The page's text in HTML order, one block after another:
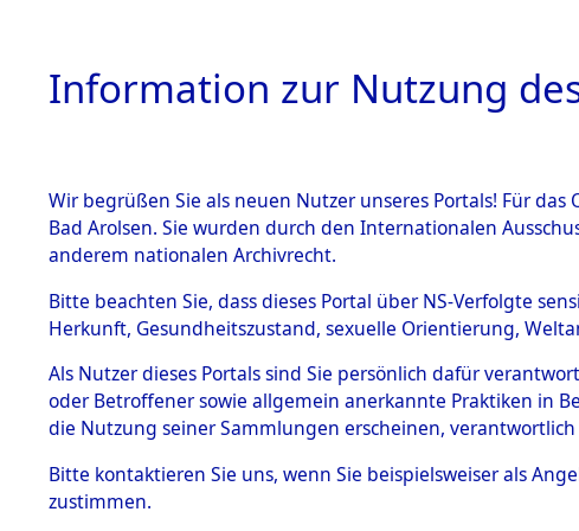
HOME
BESTÄNDE
Inhaftierungsdoku
mente
5. Verschiedenes
Todesmärsche
5.3.1 Alliierte
Einlieferung
KZ Dachau
in die
Information zur Nutzung
Wir begrüßen Sie als neuen Nutzer unseres Portals! Für
Bad Arolsen. Sie wurden durch den Internationalen
anderem nationalen Archivrecht.
Bitte beachten Sie, dass dieses Portal über NS-Verfolgte
Herkunft, Gesundheitszustand, sexuelle Orientierung,
Als Nutzer dieses Portals sind Sie persönlich dafür
oder Betroffener sowie allgemein anerkannte Praktiken in
die Nutzung seiner Sammlungen erscheinen,
Bitte kontaktieren Sie uns, wenn Sie beispielsweiser als
zustimmen.